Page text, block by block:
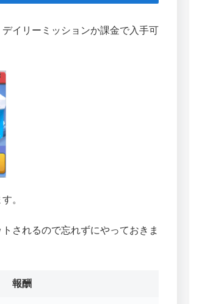
イリーミッションか課金で入手可
。
されるので忘れずにやっておきま
報酬